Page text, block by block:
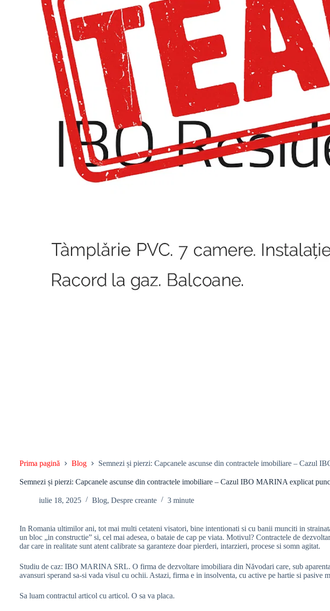
Prima pagină Blog Semnezi și pierzi: Capcanele ascunse din contractele imobiliare – Cazul
Semnezi și pierzi: Capcanele ascunse din contractele imobiliare – Cazul IBO MARINA explicat
iulie 18, 2025 Blog, Despre creante 3 minute
In Romania ultimilor ani, tot mai multi cetateni visatori, bine intentionati si cu banii munciti in
un bloc „in constructie” si, cel mai adesea, o bataie de cap pe viata. Motivul? Contractele de
dar care in realitate sunt atent calibrate sa garanteze doar pierderi, intarzieri, procese si somn agitat.
Studiu de caz: IBO MARINA SRL. O firma de dezvoltare imobiliara din Năvodari care, sub
avansuri sperand sa-si vada visul cu ochii. Astazi, firma e in insolventa, cu active pe hartie si pasive
Sa luam contractul articol cu articol. O sa va placa.